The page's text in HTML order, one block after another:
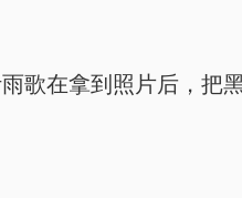
歌在拿到照片后，把